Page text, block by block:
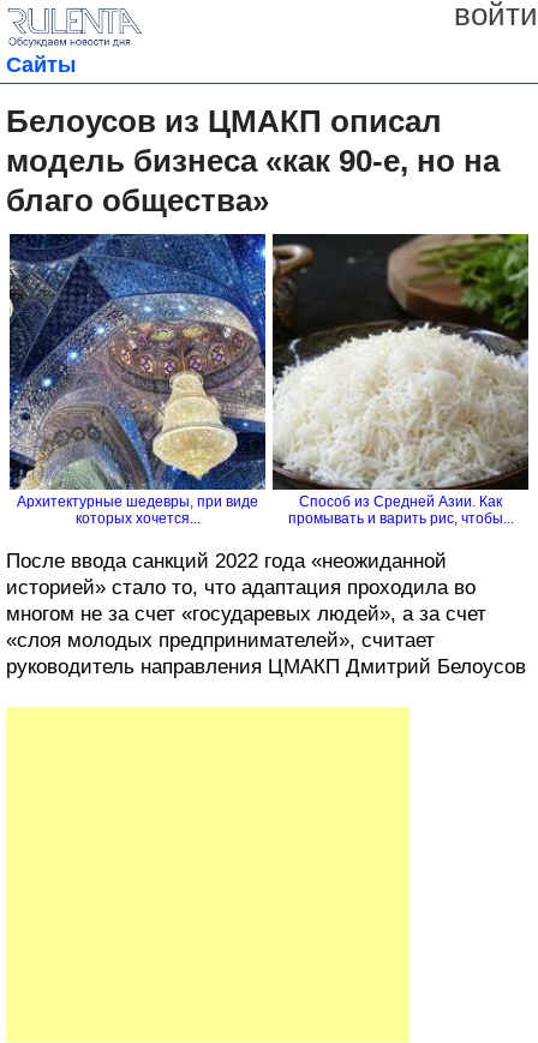
войти
Сайты
Белоусов из ЦМАКП описал
модель бизнеса «как 90-е, но на
благо общества»
Архитектурные шедевры, при виде
которых хочется...
Способ из Средней Азии. Как
промывать и варить рис, чтобы...
После ввода санкций 2022 года «неожиданной
историей» стало то, что адаптация проходила во
многом не за счет «государевых людей», а за счет
«слоя молодых предпринимателей», считает
руководитель направления ЦМАКП Дмитрий Белоусов